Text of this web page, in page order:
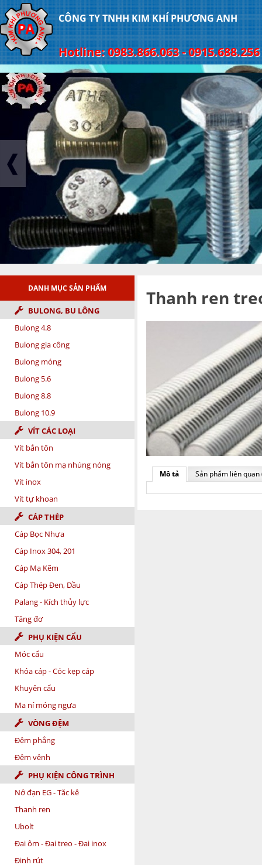
CÔNG TY TNHH KIM KHÍ PHƯƠNG ANH
Hotline: 0983.866.063 - 0915.688.256
DANH MỤC SẢN PHẨM
BULONG, BU LÔNG
Bulong 4.8
Bulong gia công
Bulong móng
Bulong 5.6
Bulong 8.8
Bulong 10.9
VÍT CÁC LOẠI
Vít bắn tôn
Vít bắn tôn mạ nhúng nóng
Vít inox
Vít tự khoan
CÁP THÉP
Cáp Bọc Nhựa
Cáp Inox 304, 201
Cáp Mạ Kẽm
Cáp Thép Đen, Dầu
Palang - Kích thủy lực
Tăng đơ
PHỤ KIỆN CẨU
Móc cẩu
Khóa cáp - Cóc kẹp cáp
Khuyên cẩu
Ma ní móng ngựa
VÒNG ĐỆM
Đệm phẳng
Đệm vênh
PHỤ KIỆN CÔNG TRÌNH
Nở đạn EG - Tắc kê
Thanh ren
Ubolt
Đai ôm - Đai treo - Đai inox
Đinh rút
Thanh ren
Mô tả Sản phẩm liên quan